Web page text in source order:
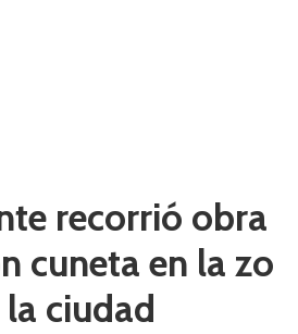
recorrió obra
cuneta en la zo
la ciudad